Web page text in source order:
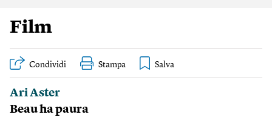
Film
Condividi Stampa
Ari Aster
Beau ha paura